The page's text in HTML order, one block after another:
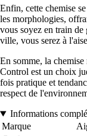
Enfin, cette chemise
les morphologies,
vous soyez en train
ville, vous serez à
En somme, la
Control est un choix
fois pratique et
respect de
Informations
Marque